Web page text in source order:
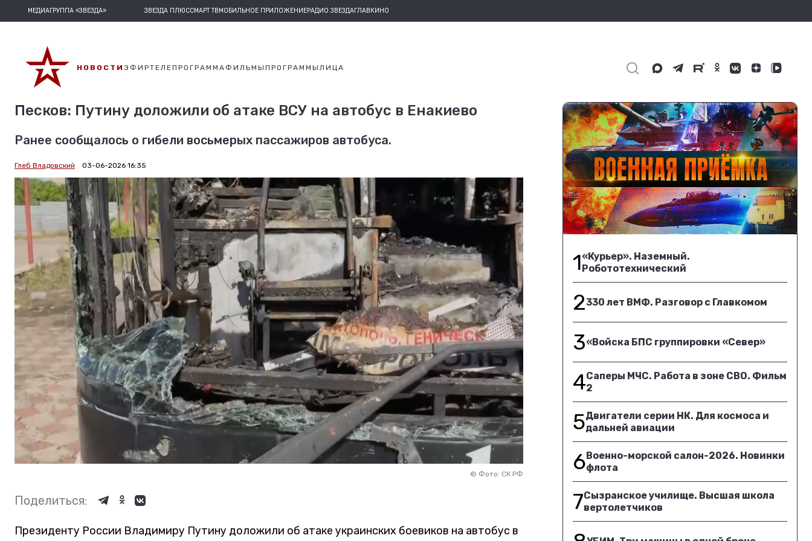
МЕДИАГРУППА «ЗВЕЗДА» ЗВЕЗДА ПЛЮССМАРТ ТВМОБИЛЬНОЕ ПРИЛОЖЕНИЕРАДИО ЗВЕЗДАГЛАВКИНО
НОВОСТИ ЭФИРТЕЛЕПРОГРАММАФИЛЬМЫ ПРОГРАММЫ ЛИЦА
Песков: Путину доложили об атаке ВСУ на автобус в Енакиево
Ранее сообщалось о гибели восьмерых пассажиров автобуса.
Глеб Владовский 03-06-2026 16:35
© Фото: СК РФ
Поделиться:
Президенту России Владимиру Путину доложили об атаке украинских боевиков на автобус в
1«Курьер». Наземный.
Робототехнический
2330 лет ВМФ. Разговор с Главкомом
3«Войска БПС группировки «Север»
4Саперы МЧС. Работа в зоне СВО. Фильм
2
5Двигатели серии НК. Для космоса и
дальней авиации
6Военно-морской салон-2026. Новинки
флота
7Сызранское училище. Высшая школа
вертолетчиков